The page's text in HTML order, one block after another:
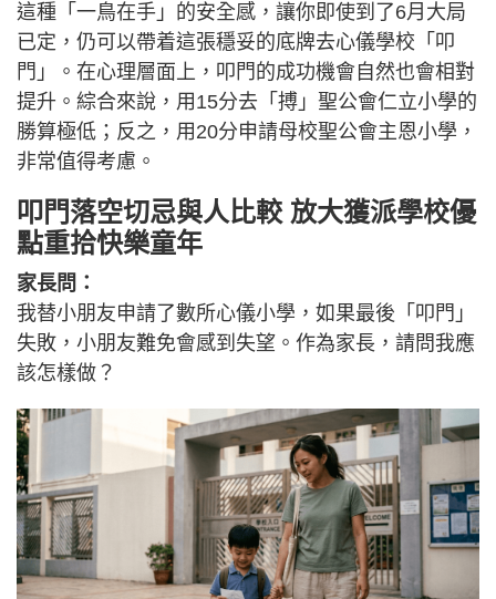
這種「一鳥在手」的安全感，讓你即使到了6月大局
已定，仍可以帶着這張穩妥的底牌去心儀學校「叩
門」。在心理層面上，叩門的成功機會自然也會相對
提升。綜合來說，用15分去「搏」聖公會仁立小學的
勝算極低；反之，用20分申請母校聖公會主恩小學，
非常值得考慮。
叩門落空切忌與人比較 放大獲派學校優
點重拾快樂童年
家長問：
我替小朋友申請了數所心儀小學，如果最後「叩門」
失敗，小朋友難免會感到失望。作為家長，請問我應
該怎樣做？